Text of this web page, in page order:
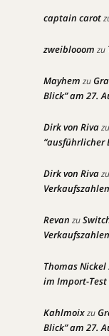
captain carot
zweiblooom zu
Mayhem zu
Blick” am 27.
Dirk von Rivazu
“ausführlicher
Dirk von Rivazu
Revan zu
Thomas Nickel
im Import-Test
Kahlmoixzu
Blick” am 27.